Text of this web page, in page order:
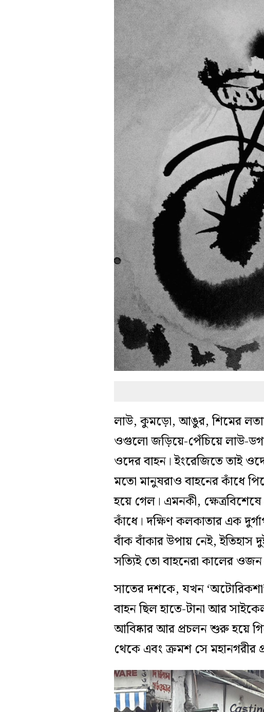
লাউ, কুমড়ো, আঙুর, শিমের লতায়
ওগুলো জড়িয়ে-পেঁচিয়ে লাউ-
ওদের বাহন। ইংরেজিতে তাই
মতো মানুষরাও বাহনের কাঁধে
হয়ে গেল। এমনকী,
কাঁধে। দক্ষিণ কলকাতার এক
বাঁক বাঁকার উপায় নেই,
সত্যিই তো বাহনেরা কালের
সাতের দশকে, যখন
বাহন ছিল হাতে-টানা আর
আবিষ্কার আর প্রচলন শুরু হয়ে
থেকে এবং ক্রমশ সে মহানগরীর